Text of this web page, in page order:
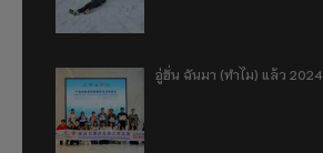
อู่ฮั่น ฉันมา (ทำไม) แล้ว 2024